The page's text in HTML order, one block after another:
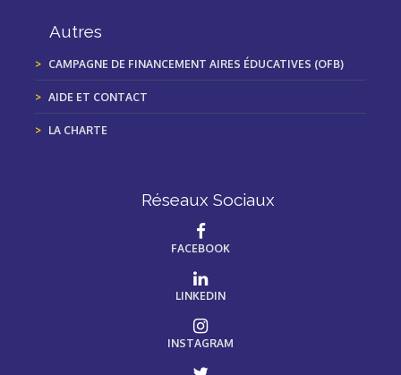
Autres
CAMPAGNE DE FINANCEMENT AIRES ÉDUCATIVES (OFB)
AIDE ET CONTACT
LA CHARTE
Réseaux Sociaux
FACEBOOK
LINKEDIN
INSTAGRAM